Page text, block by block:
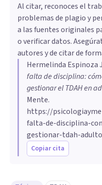
Al citar, reconoces el
problemas de plagio y
a las fuentes originales
o verificar datos.
autores y de citar de
Hermelinda Espinoza
falta de disciplina:
gestionar el TDAH en
Mente.
https://
falta-de-disciplina-
gestionar-tdah-
Copiar cita